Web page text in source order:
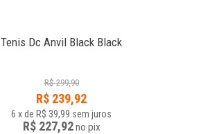
Tenis Dc Anvil Black Black
R$ 299,90
R$ 239,92
6 xde R$ 39,99 sem juros
R$ 227,92no pix